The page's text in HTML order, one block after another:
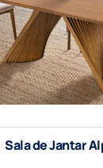
Sala de Jantar